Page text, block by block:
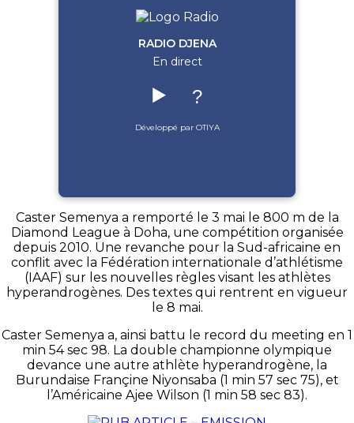
RADIO DJENA
En direct
▶️ ?
Développé par OTIYA
Caster Semenya a remporté le 3 mai le 800 m de la
Diamond League à Doha, une compétition organisée
depuis 2010. Une revanche pour la Sud-africaine en
conflit avec la Fédération internationale d’athlétisme
(IAAF) sur les nouvelles règles visant les athlètes
hyperandrogènes. Des textes qui rentrent en vigueur
le 8 mai.
Caster Semenya a, ainsi battu le record du meeting en 1
min 54 sec 98. La double championne olympique
devance une autre athlète hyperandrogène, la
Burundaise Françine Niyonsaba (1 min 57 sec 75), et
l’Américaine Ajee Wilson (1 min 58 sec 83).